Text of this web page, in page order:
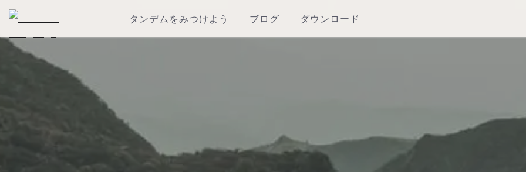
タンデムをみつけよう ブログ ダウンロード